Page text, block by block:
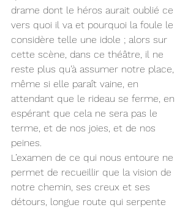
drame dont le héros aurait oublié ce
vers quoi il va et pourquoi la foule le
considère telle une idole ; alors sur
cette scène, dans ce théâtre, il ne
reste plus qu’à assumer notre place,
même si elle paraît vaine, en
attendant que le rideau se ferme, en
espérant que cela ne sera pas le
terme, et de nos joies, et de nos
peines.
L’examen de ce qui nous entoure ne
permet de recueillir que la vision de
notre chemin, ses creux et ses
détours, longue route qui serpente